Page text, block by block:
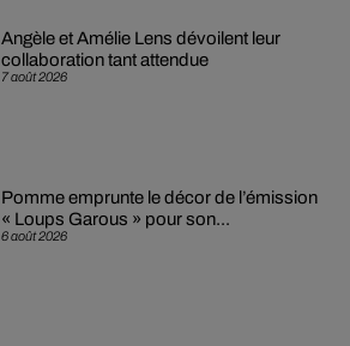
7 août 2026
Angèle et Amélie Lens dévoilent leur
collaboration tant attendue
6 août 2026
Pomme emprunte le décor de l’émission
« Loups Garous » pour son...